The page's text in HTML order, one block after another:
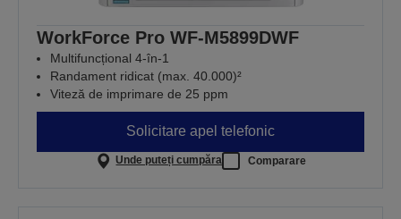
WorkForce Pro WF-M5899DWF
Multifuncțional 4-în-1
Randament ridicat (max. 40.000)²
Viteză de imprimare de 25 ppm
Solicitare apel telefonic
Unde puteți cumpăra Comparare